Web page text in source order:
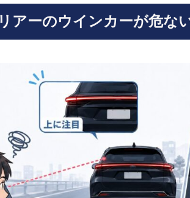
アーのウインカーが危な